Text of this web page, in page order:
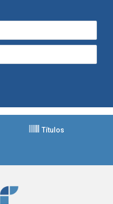
Títulos